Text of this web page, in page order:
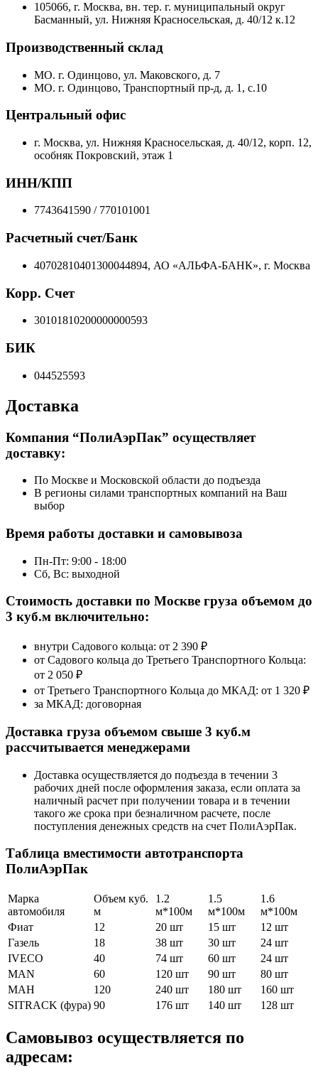
105066, г. Москва, вн. тер. г. муниципальный округ
Басманный, ул. Нижняя Красносельская, д. 40/12 к.12
Производственный склад
МО. г. Одинцово, ул. Маковского, д. 7
МО. г. Одинцово, Транспортный пр-д, д. 1, с.10
Центральный офис
г. Москва, ул. Нижняя Красносельская, д. 40/12, корп. 12,
особняк Покровский, этаж 1
ИНН/КПП
7743641590 / 770101001
Расчетный счет/Банк
40702810401300044894, АО «АЛЬФА-БАНК», г. Москва
Корр. Счет
30101810200000000593
БИК
044525593
Доставка
Компания “ПолиАэрПак” осуществляет
доставку:
По Москве и Московской области до подъезда
В регионы силами транспортных компаний на Ваш
выбор
Время работы доставки и самовывоза
Пн-Пт: 9:00 - 18:00
Сб, Вс: выходной
Стоимость доставки по Москве груза объемом до
3 куб.м включительно:
внутри Садового кольца: от 2 390 ₽
от Садового кольца до Третьего Транспортного Кольца:
от 2 050 ₽
от Третьего Транспортного Кольца до МКАД: от 1 320 ₽
за МКАД: договорная
Доставка груза объемом свыше 3 куб.м
рассчитывается менеджерами
Доставка осуществляется до подъезда в течении 3
рабочих дней после оформления заказа, если оплата за
наличный расчет при получении товара и в течении
такого же срока при безналичном расчете, после
поступления денежных средств на счет ПолиАэрПак.
Таблица вместимости автотранспорта
ПолиАэрПак
Марка
автомобиля
Объем куб.
м
1.2
м*100м
1.5
м*100м
1.6
м*100м
Фиат
12 20 шт 15 шт
12 шт
Газель
18 38 шт 30 шт
24 шт
IVECO
40 74 шт 60 шт
24 шт
MAN
60 120 шт 90 шт
80 шт
МАН
120 240 шт 180 шт
160 шт
SITRACK (фура) 90 176 шт 140 шт 128 шт
Самовывоз осуществляется по
адресам: